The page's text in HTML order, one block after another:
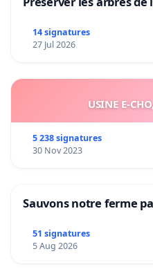
14 signatures
27 Jul 2026
USINE E-
5 238 signatures
30 Nov 2023
Sauvons notre ferme
51 signatures
5 Aug 2026